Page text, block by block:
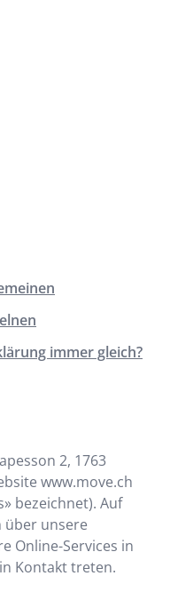
immer gleich?
2, 1763
www.move.ch
bezeichnet). Auf
über unsere
Online-Services in
Kontakt treten.